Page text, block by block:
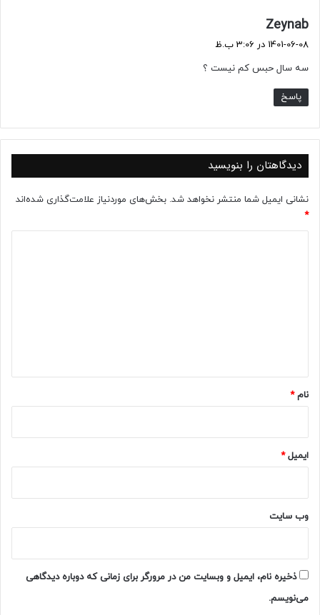
Zeynab
:
1401-06-08 در 3:06 ب.ظ
سه سال حبس کم نیست ؟
پاسخ
دیدگاهتان را بنویسید
نشانی ایمیل شما منتشر نخواهد شد. بخش‌های موردنیاز علامت‌گذاری شده‌اند
*
نام*
ایمیل*
وب‌ سایت
ذخیره نام، ایمیل و وبسایت من در مرورگر برای زمانی که دوباره دیدگاهی
می‌نویسم.